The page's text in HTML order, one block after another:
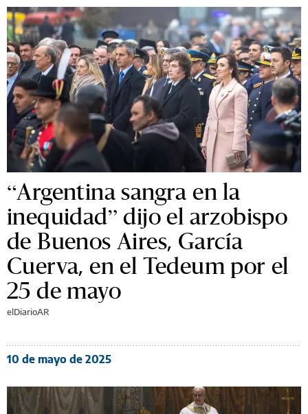
“Argentina sangra en la
inequidad” dijo el arzobispo
de Buenos Aires, García
Cuerva, en el Tedeum por el
25 de mayo
elDiarioAR
10 de mayo de 2025